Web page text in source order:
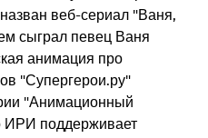
веб-сериал "Ваня,
сыграл певец Ваня
анимация про
"Супергерои.ру"
"Анимационный
ИРИ поддерживает